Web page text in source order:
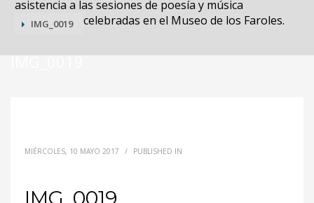
asistencia a las sesiones de poesía y música
celebradas en el Museo de los Faroles.
IMG_0019
IMG_0019
MIÉRCOLES, 10 MAYO 2017 / PUBLISHED IN
IMG_0019